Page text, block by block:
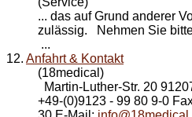
... das auf Grund anderer
zulässig. Nehmen Sie
...
12. Anfahrt & Kontakt
(18medical)
Martin-Luther-Str. 20
+49-(0)9123 - 99 80 9-0